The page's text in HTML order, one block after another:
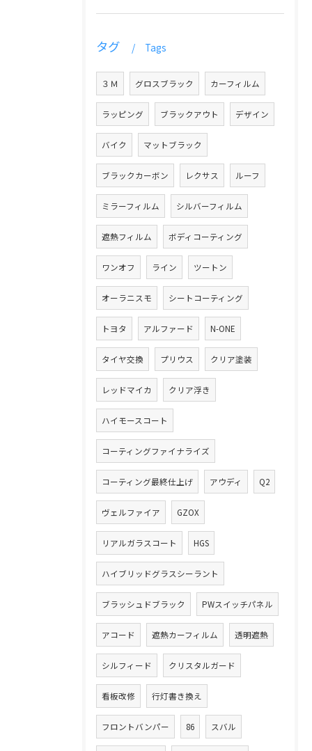
タグ Tags
３Ｍ グロスブラック カーフィルム
ラッピング ブラックアウト デザイン
バイク マットブラック
ブラックカーボン レクサス ルーフ
ミラーフィルム シルバーフィルム
遮熱フィルム ボディコーティング
ワンオフ ライン ツートン
オーラニスモ シートコーティング
トヨタ アルファード N-ONE
タイヤ交換 プリウス クリア塗装
レッドマイカ クリア浮き
ハイモースコート
コーティングファイナライズ
コーティング最終仕上げ アウディ Q2
ヴェルファイア GZOX
リアルガラスコート HGS
ハイブリッドグラスシーラント
ブラッシュドブラック PWスイッチパネル
アコード 遮熱カーフィルム 透明遮熱
シルフィード クリスタルガード
看板改修 行灯書き換え
フロントバンパー 86 スバル